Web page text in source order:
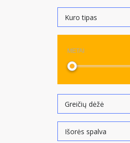
Kuro tipas
METAI
Greičių dėžė
Išorės spalva